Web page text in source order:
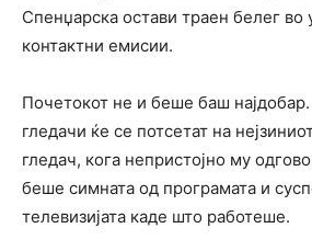
Спенџарска остави траен белег во
контактни емисии.
Почетокот не и беше баш
гледачи ќе се потсетат на
гледач, кога непристојно му
беше симната од програмата и
телевизијата каде што работеше.